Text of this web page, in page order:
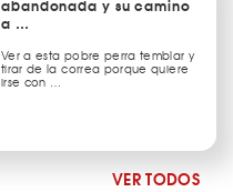
abandonada y su camino
a …
Ver a esta pobre perra temblar y
tirar de la correa porque quiere
irse con …
VER TODOS